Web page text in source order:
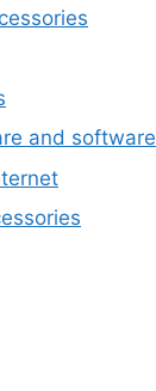
and software